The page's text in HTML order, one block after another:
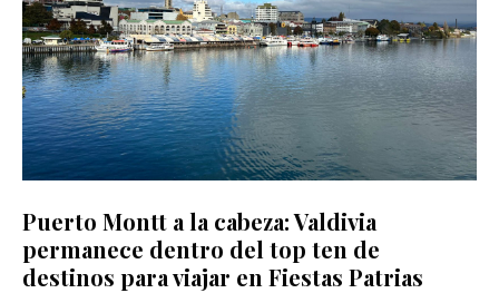
Puerto Montt a la cabeza: Valdivia
permanece dentro del top ten de
destinos para viajar en Fiestas Patrias